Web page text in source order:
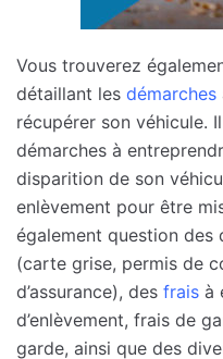
Vous trouverez
détaillant les démarches
récupérer son véhicule.
démarches à
disparition de son
enlèvement pour être
également question des
(carte grise, permis de
d’assurance), des frais à
d’enlèvement, frais de
garde, ainsi que des